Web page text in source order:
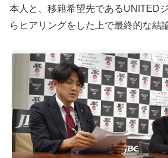
本人と、移籍希望先であるUNITED
らヒアリングをした上で最終的な結